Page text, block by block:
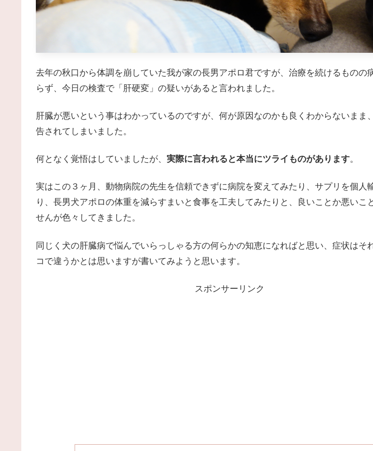
去年の秋口から体調を崩していた我が家の長男アポロ君ですが、治療を続けるものの
らず、今日の検査で「肝硬変」の疑いがあると言われました。
肝臓が悪いという事はわかっているのですが、何が原因なのかも良くわからないまま
告されてしまいました。
何となく覚悟はしていましたが、 実際に言われると本当にツライものがあります。
実はこの３ヶ月、動物病院の先生を信頼できずに病院を変えてみたり、サプリを個人
り、長男犬アポロの体重を減らすまいと食事を工夫してみたりと、良いことか悪いこ
せんが色々してきました。
同じく犬の肝臓病で悩んでいらっしゃる方の何らかの知恵になればと思い、症状はそ
コで違うかとは思いますが書いてみようと思います。
スポンサーリンク